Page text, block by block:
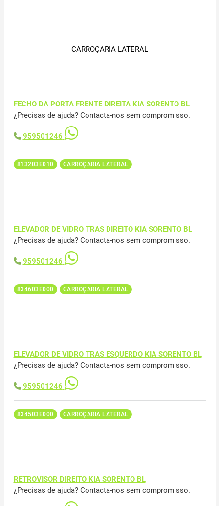
CARROÇARIA LATERAL
FECHO DA PORTA FRENTE DIREITA KIA SORENTO BL
¿Precisas de ajuda? Contacta-nos sem compromisso.
959501246
813203E010 CARROÇARIA LATERAL
ELEVADOR DE VIDRO TRAS DIREITO KIA SORENTO BL
¿Precisas de ajuda? Contacta-nos sem compromisso.
959501246
834603E000 CARROÇARIA LATERAL
ELEVADOR DE VIDRO TRAS ESQUERDO KIA SORENTO BL
¿Precisas de ajuda? Contacta-nos sem compromisso.
959501246
834503E000 CARROÇARIA LATERAL
RETROVISOR DIREITO KIA SORENTO BL
¿Precisas de ajuda? Contacta-nos sem compromisso.